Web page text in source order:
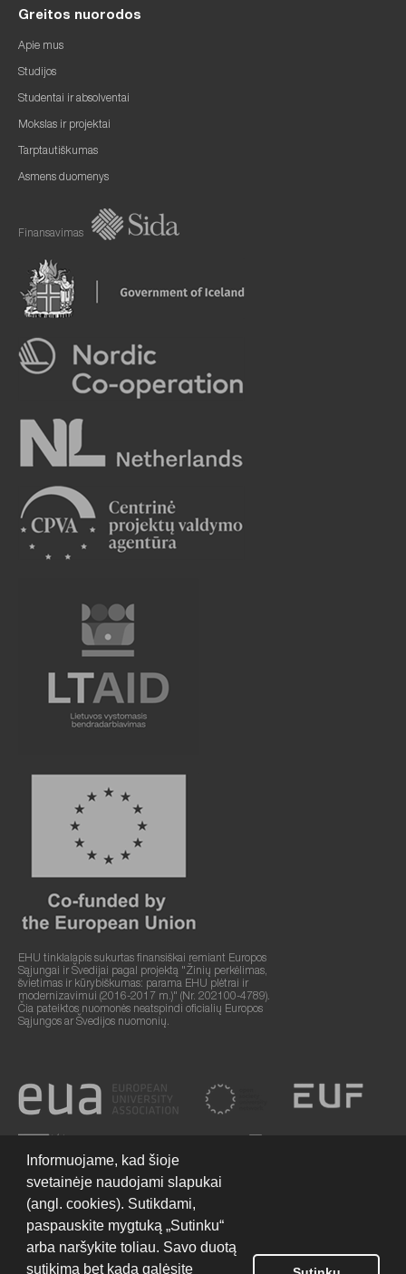
Greitos nuorodos
Apie mus
Studijos
Studentai ir absolventai
Mokslas ir projektai
Tarptautiškumas
Asmens duomenys
Finansavimas
EHU tinklalapis sukurtas finansiškai remiant Europos
Sąjungai ir Švedijai pagal projektą "Žinių perkėlimas,
švietimas ir kūrybiškumas: parama EHU plėtrai ir
modernizavimui (2016-2017 m.)" (Nr. 202100-4789).
Čia pateiktos nuomonės neatspindi oficialių Europos
Sąjungos ar Švedijos nuomonių.
Informuojame, kad šioje
svetainėje naudojami slapukai
(angl. cookies). Sutikdami,
paspauskite mygtuką „Sutinku“
arba naršykite toliau. Savo duotą
sutikimą bet kada galėsite